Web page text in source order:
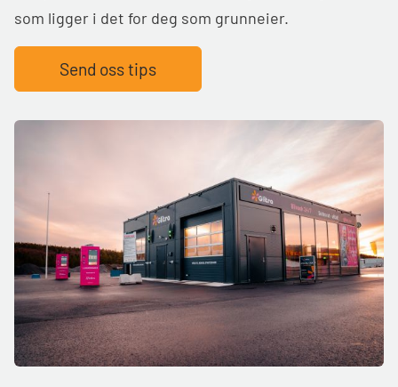
som ligger i det for deg som grunneier.
Send oss tips